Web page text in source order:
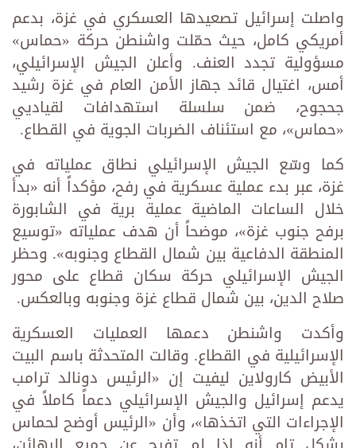
واصلت إسرائيل تصعيدها العسكري في غزة، بدعم
أمريكي كامل، حيث حمّلت واشنطن حركة «حماس»
مسؤولية تجدد العنف. وأعلن الجيش الإسرائيلي،
أمس، اغتيال قائد جهاز الأمن العام في غزة رشيد
جحجوح، ضمن سلسلة استهدافات لقياديي
«حماس»، مع استئناف الضربات الجوية في القطاع.
كما وسّع الجيش الإسرائيلي نطاق عملياته في
غزة، عبر بدء عملية عسكرية في رفح، مؤكداً أنه «بدأ
خلال الساعات الماضية عملية برية في الشابورة
برفح جنوب غزة»، موضحاً أن هدف عملياته «توسيع
المنطقة الدفاعية بين شمال القطاع وجنوبه». وحظر
الجيش الإسرائيلي حركة سكان قطاع على محور
صلاح الدين، بين شمال قطاع غزة وجنوبه وبالعكس.
وأكدت واشنطن دعمها العمليات العسكرية
الإسرائيلية في القطاع. وقالت المتحدثة باسم البيت
الأبيض كارولاين ليفيت إن «الرئيس دونالد ترامب
يدعم إسرائيل والجيش الإسرائيلي دعماً كاملاً في
الإجراءات التي اتخذها»، وأن «الرئيس أوضح لحماس